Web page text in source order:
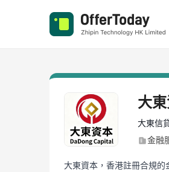
大
大東信
金融
大東資本，香港註冊合規